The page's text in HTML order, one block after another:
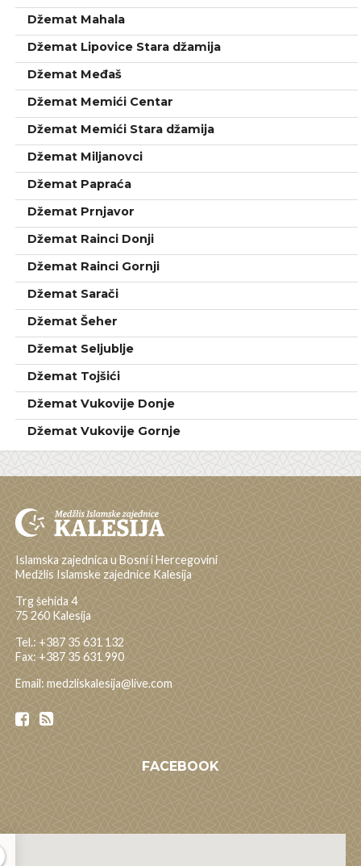
Džemat Mahala
Džemat Lipovice Stara džamija
Džemat Međaš
Džemat Memići Centar
Džemat Memići Stara džamija
Džemat Miljanovci
Džemat Papraća
Džemat Prnjavor
Džemat Rainci Donji
Džemat Rainci Gornji
Džemat Sarači
Džemat Šeher
Džemat Seljublje
Džemat Tojšići
Džemat Vukovije Donje
Džemat Vukovije Gornje
Islamska zajednica u Bosni i Hercegovini
Medžlis Islamske zajednice Kalesija
Trg šehida 4
75 260 Kalesija
Tel.: +387 35 631 132
Fax: +387 35 631 990
Email: medzliskalesija@live.com
FACEBOOK